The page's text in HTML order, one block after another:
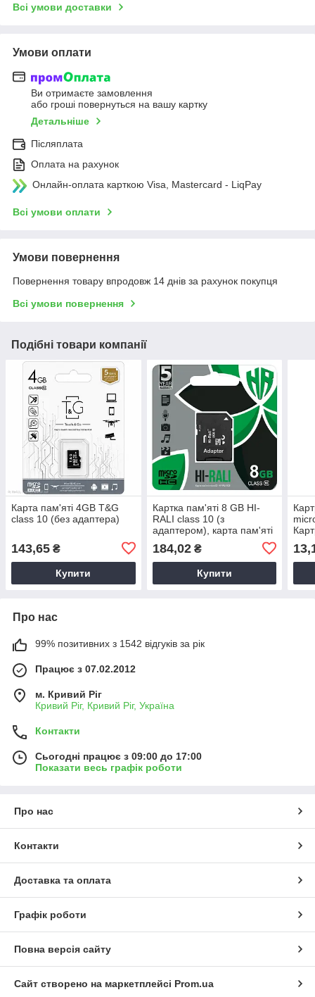
Всі умови доставки
Умови оплати
Ви отримаєте замовлення
або гроші повернуться на вашу картку
Детальніше
Післяплата
Оплата на рахунок
Онлайн-оплата карткою Visa, Mastercard - LiqPay
Всі умови оплати
Умови повернення
Повернення товару впродовж 14 днів за рахунок покупця
Всі умови повернення
Подібні товари компанії
Карта пам'яті 4GB T&G
class 10 (без адаптера)
143,65 ₴
Купити
Картка пам'яті 8 GB HI-
RALI class 10 (з
адаптером), карта пам'яті
пам'яті 8GB
184,02₴
Купити
Про нас
99% позитивних з 1542 відгуків за рік
Працює з 07.02.2012
м. Кривий Ріг
Кривий Ріг, Кривий Ріг, Україна
Контакти
Сьогодні працює з 09:00 до 17:00
Показати весь графік роботи
Про нас
Контакти
Доставка та оплата
Графік роботи
Повна версія сайту
Сайт створено на маркетплейсі Prom.ua